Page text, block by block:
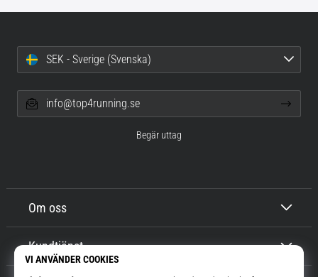
Om oss
Kundtjänst
SEK - Sverige (Svenska)
info@top4running.se
Begär uttag